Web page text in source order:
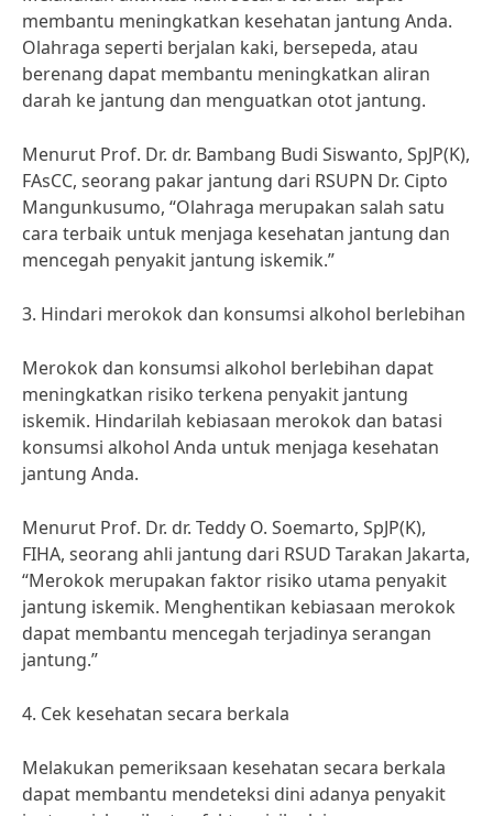
membantu meningkatkan kesehatan jantung Anda.
Olahraga seperti berjalan kaki, bersepeda, atau
berenang dapat membantu meningkatkan aliran
darah ke jantung dan menguatkan otot jantung.
Menurut Prof. Dr. dr. Bambang Budi Siswanto, SpJP(K),
FAsCC, seorang pakar jantung dari RSUPN Dr. Cipto
Mangunkusumo, “Olahraga merupakan salah satu
cara terbaik untuk menjaga kesehatan jantung dan
mencegah penyakit jantung iskemik.”
3. Hindari merokok dan konsumsi alkohol berlebihan
Merokok dan konsumsi alkohol berlebihan dapat
meningkatkan risiko terkena penyakit jantung
iskemik. Hindarilah kebiasaan merokok dan batasi
konsumsi alkohol Anda untuk menjaga kesehatan
jantung Anda.
Menurut Prof. Dr. dr. Teddy O. Soemarto, SpJP(K),
FIHA, seorang ahli jantung dari RSUD Tarakan Jakarta,
“Merokok merupakan faktor risiko utama penyakit
jantung iskemik. Menghentikan kebiasaan merokok
dapat membantu mencegah terjadinya serangan
jantung.”
4. Cek kesehatan secara berkala
Melakukan pemeriksaan kesehatan secara berkala
dapat membantu mendeteksi dini adanya penyakit